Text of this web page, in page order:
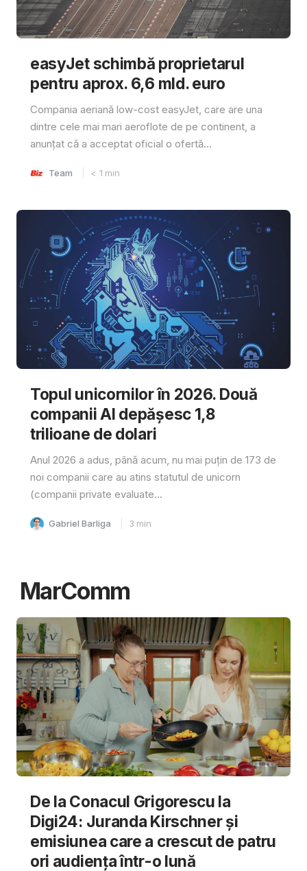
easyJet schimbă proprietarul
pentru aprox. 6,6 mld. euro
Compania aeriană low-cost easyJet, care are una
dintre cele mai mari aeroflote de pe continent, a
anunțat că a acceptat oficial o ofertă...
Team < 1 min
Topul unicornilor în 2026. Două
companii AI depășesc 1,8
trilioane de dolari
Anul 2026 a adus, până acum, nu mai puțin de 173 de
noi companii care au atins statutul de unicorn
(companii private evaluate...
Gabriel Barliga 3 min
MarComm
De la Conacul Grigorescu la
Digi24: Juranda Kirschner și
emisiunea care a crescut de patru
ori audiența într-o lună